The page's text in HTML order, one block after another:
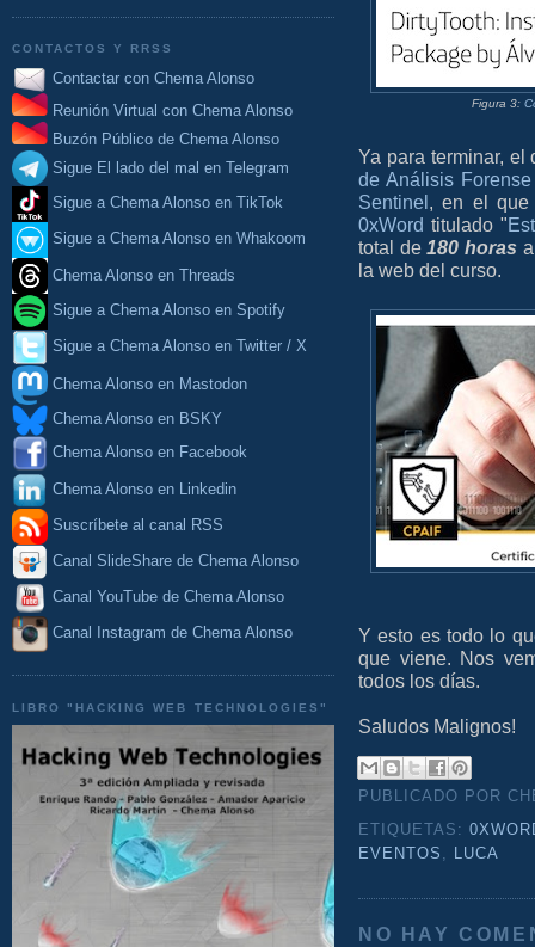
CONTACTOS Y RRSS
Contactar con Chema Alonso
Reunión Virtual con Chema Alonso
Buzón Público de Chema Alonso
Sigue El lado del mal en Telegram
Sigue a Chema Alonso en TikTok
Sigue a Chema Alonso en Whakoom
Chema Alonso en Threads
Sigue a Chema Alonso en Spotify
Sigue a Chema Alonso en Twitter / X
Chema Alonso en Mastodon
Chema Alonso en BSKY
Chema Alonso en Facebook
Chema Alonso en Linkedin
Suscríbete al canal RSS
Canal SlideShare de Chema Alonso
Canal YouTube de Chema Alonso
Canal Instagram de Chema Alonso
LIBRO "HACKING WEB TECHNOLOGIES"
Figura 3:
Ya para terminar, el
de Análisis
Sentinel, en el que
0xWord titulado "
total de180 horas
la web del curso.
Y esto es todo lo
que viene. Nos
todos los días.
Saludos Malignos!
PUBLICADO POR
ETIQUETAS:
EVENTOS
LUCA
NO HAY